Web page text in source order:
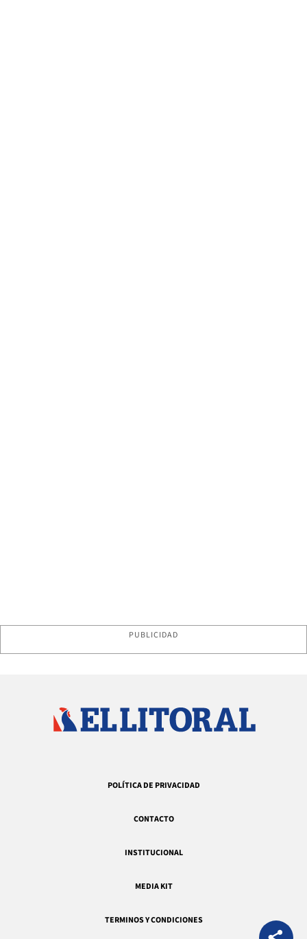
PUBLICIDAD
POLÍTICA DE PRIVACIDAD
CONTACTO
INSTITUCIONAL
MEDIA KIT
TERMINOS Y CONDICIONES